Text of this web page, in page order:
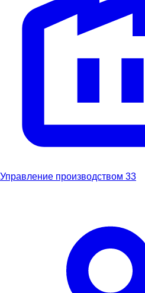
Управление производством 33